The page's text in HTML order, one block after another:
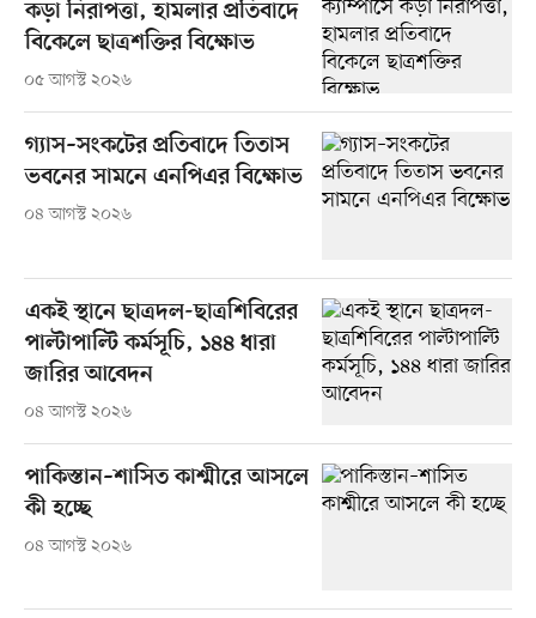
কড়া নিরাপত্তা, হামলার প্রতিবাদে
বিকেলে ছাত্রশক্তির বিক্ষোভ
০৫ আগস্ট ২০২৬
গ্যাস–সংকটের প্রতিবাদে তিতাস
ভবনের সামনে এনপিএর বিক্ষোভ
০৪ আগস্ট ২০২৬
একই স্থানে ছাত্রদল-ছাত্রশিবিরের
পাল্টাপাল্টি কর্মসূচি, ১৪৪ ধারা
জারির আবেদন
০৪ আগস্ট ২০২৬
পাকিস্তান–শাসিত কাশ্মীরে আসলে
কী হচ্ছে
০৪ আগস্ট ২০২৬